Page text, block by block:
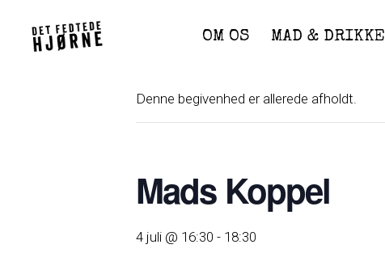
content
OM OS MAD & DRIKKE
Denne begivenhed er allerede afholdt.
Mads Koppel
4 juli @ 16:30 - 18:30